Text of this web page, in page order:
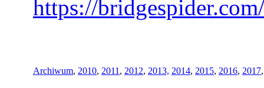
https://
Archiwum, 2010, 2011 , 2012, 2013, 2014, 2015, 2016, 2017